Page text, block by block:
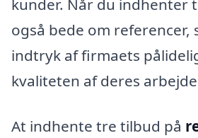
kunder. Når du indhenter
også bede om referencer,
indtryk af firmaets
kvaliteten af deres
At indhente tre tilbud på